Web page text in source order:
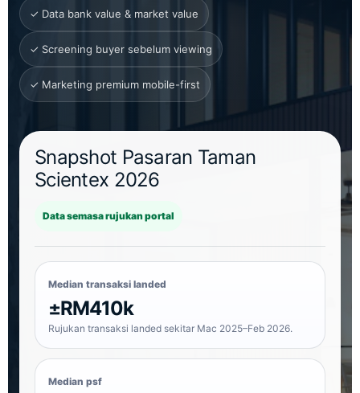
✓ Data bank value & market value
✓ Screening buyer sebelum viewing
✓ Marketing premium mobile-first
Snapshot Pasaran Taman
Scientex 2026
Data semasa rujukan portal
Median transaksi landed
±RM410k
Rujukan transaksi landed sekitar Mac 2025–Feb 2026.
Median psf